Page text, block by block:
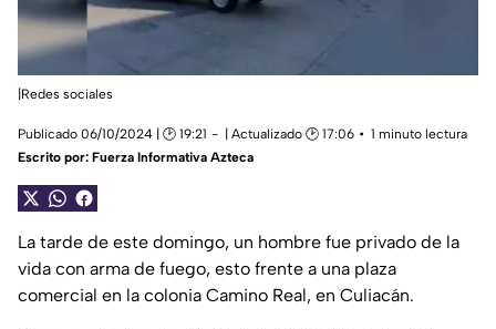
|Redes sociales
Publicado 06/10/2024 | 🕑 19:21 | Actualizado 🕑 17:06
1 minuto lectura
Escrito por: Fuerza Informativa Azteca
La tarde de este domingo, un hombre fue privado de la
vida con arma de fuego, esto frente a una plaza
comercial en la colonia Camino Real, en Culiacán.